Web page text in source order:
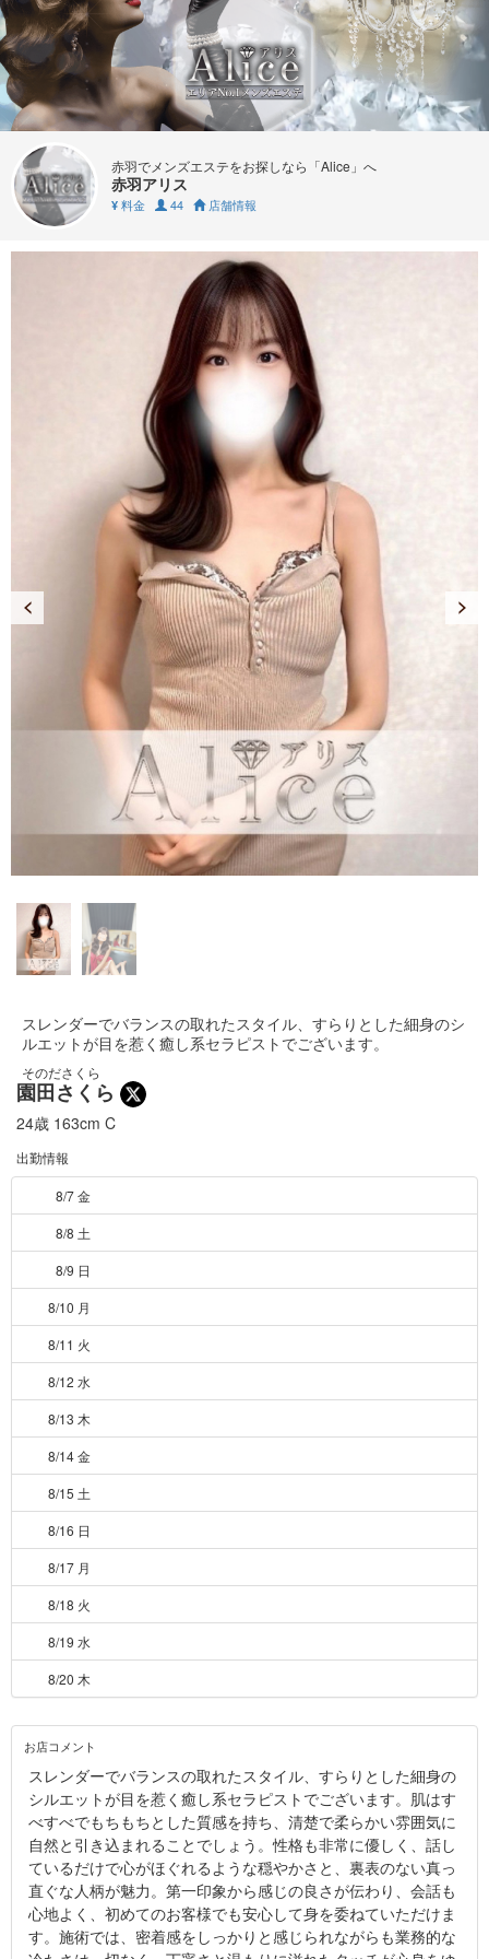
赤羽でメンズエステをお探しなら「Alice」へ
赤羽アリス
¥ 料金 44 店舗情報
スレンダーでバランスの取れたスタイル、すらりとした細身のシ
ルエットが目を惹く癒し系セラピストでございます。
そのださくら
園田さくら
24歳 163cm C
出勤情報
8/7 金
8/8 土
8/9 日
8/10 月
8/11 火
8/12 水
8/13 木
8/14 金
8/15 土
8/16 日
8/17 月
8/18 火
8/19 水
8/20 木
お店コメント
スレンダーでバランスの取れたスタイル、すらりとした細身の
シルエットが目を惹く癒し系セラピストでございます。肌はす
べすべでもちもちとした質感を持ち、清楚で柔らかい雰囲気に
自然と引き込まれることでしょう。性格も非常に優しく、話し
ているだけで心がほぐれるような穏やかさと、裏表のない真っ
直ぐな人柄が魅力。第一印象から感じの良さが伝わり、会話も
心地よく、初めてのお客様でも安心して身を委ねていただけま
す。施術では、密着感をしっかりと感じられながらも業務的な